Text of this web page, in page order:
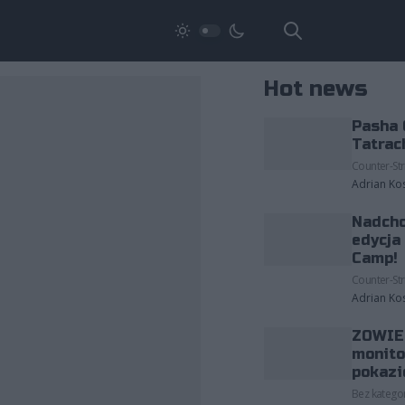
Hot news
Pasha
Counter-
Adrian
edycja
Camp!
Counter-
Adrian
Bez